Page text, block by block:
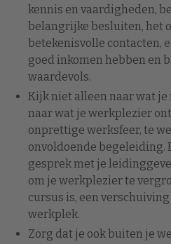
kennis en vaardigheden,
belangrijke besluiten, het
betekenisvolle contacten,
goed inkomen hebben en
waardevols.
Kijk niet alleen naar wat je
naar wat je werkplezier
onprettige werksfeer, te
onvoldoende begeleiding.
gesprek met je
om je werkplezier te
cursus is, een
werkplek.
Zorg dat je ook buiten je